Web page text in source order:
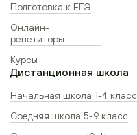
Подготовка к ЕГЭ
Онлайн-
репетиторы
Курсы
Дистанционная школа
Начальная школа 1-4 класс
Средняя школа 5-9 класс